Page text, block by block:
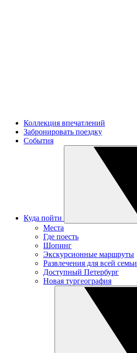
Коллекция впечатлений
Забронировать поездку
События
Куда пойти
Места
Где поесть
Шопинг
Экскурсионные маршруты
Развлечения для всей семьи
Доступный Петербург
Новая тургеография